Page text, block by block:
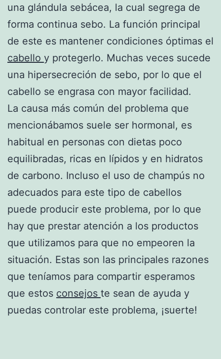
una glándula sebácea, la cual segrega de
forma continua sebo. La función principal
de este es mantener condiciones óptimas el
cabello y protegerlo. Muchas veces sucede
una hipersecreción de sebo, por lo que el
cabello se engrasa con mayor facilidad.
La causa más común del problema que
mencionábamos suele ser hormonal, es
habitual en personas con dietas poco
equilibradas, ricas en lípidos y en hidratos
de carbono. Incluso el uso de champús no
adecuados para este tipo de cabellos
puede producir este problema, por lo que
hay que prestar atención a los productos
que utilizamos para que no empeoren la
situación. Estas son las principales razones
que teníamos para compartir esperamos
que estos consejos te sean de ayuda y
puedas controlar este problema, ¡suerte!